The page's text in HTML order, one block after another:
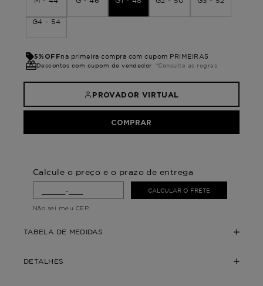
G4 - 54
5%OFFna primeira compra com cupom PRIMEIRA5
Descontos com cupom de vendedor *Consulte as regras
PROVADOR VIRTUAL
COMPRAR
Calcule o preço e o prazo de entrega
CALCULAR O FRETE
Não sei meu CEP
TABELA DE MEDIDAS
DETALHES